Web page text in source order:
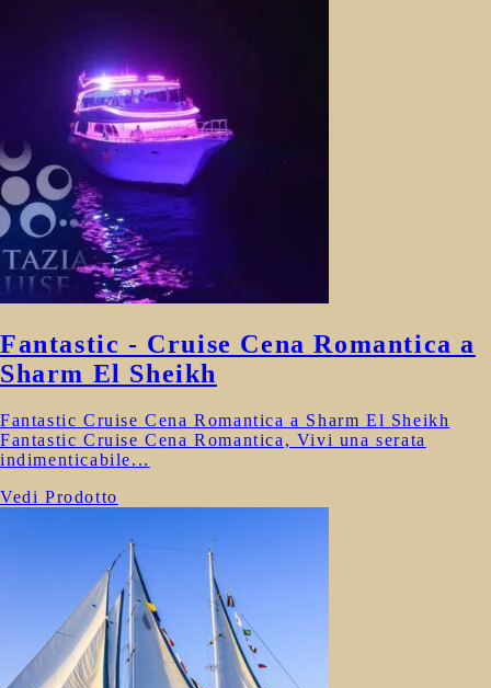
Fantastic - Cruise Cena Romantica a
Sharm El Sheikh
Fantastic Cruise Cena Romantica a Sharm El Sheikh
Fantastic Cruise Cena Romantica, Vivi una serata
indimenticabile...
Vedi Prodotto